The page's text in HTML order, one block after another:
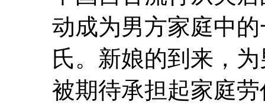
动成为男方家庭中
氏。新娘的到来，
被期待承担起家庭